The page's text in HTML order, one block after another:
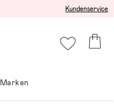
Kundenservice
Marken